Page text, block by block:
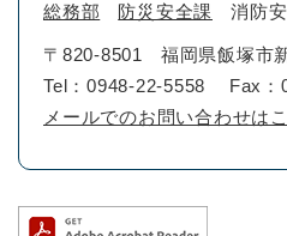
総務部 防災安全課 消防
〒820-8501
福岡県飯塚市
Tel：0948-22-5558
Fax：
メールでのお問い合わせは